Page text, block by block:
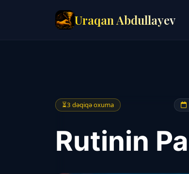
Uraqan Abdullayev
⏳3 dəqiqə oxuma
Rutinin